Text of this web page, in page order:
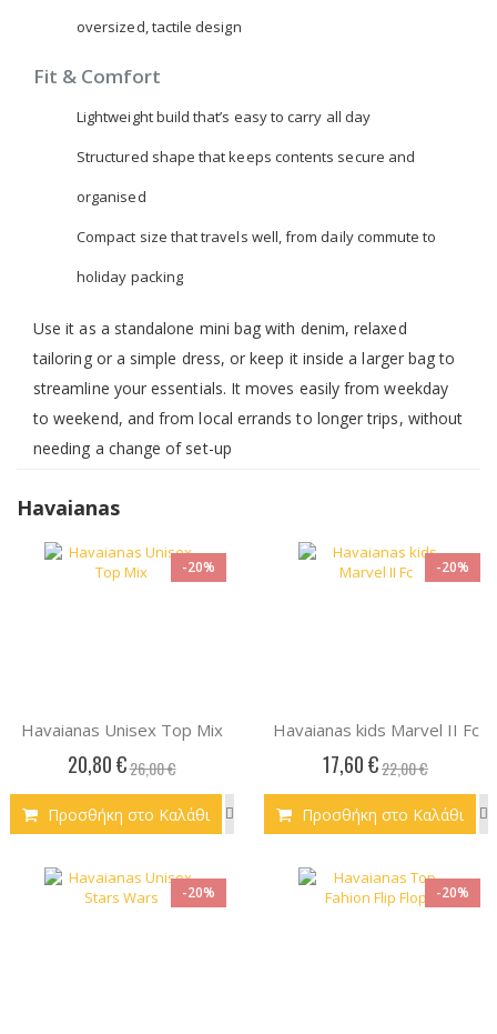
oversized, tactile design
Fit & Comfort
Lightweight build that’s easy to carry all day
Structured shape that keeps contents secure and
organised
Compact size that travels well, from daily commute to
holiday packing
Use it as a standalone mini bag with denim, relaxed
tailoring or a simple dress, or keep it inside a larger bag to
streamline your essentials. It moves easily from weekday
to weekend, and from local errands to longer trips, without
needing a change of set-up
Havaianas
Havaianas Unisex Top Mix
20,80 €26,00 €
-20%
Προσθήκη στο Καλάθι
Havaianas kids Marvel II Fc
17,60 €22,00 €
-20%
Προσθήκη στο Καλάθι
-20% -20%